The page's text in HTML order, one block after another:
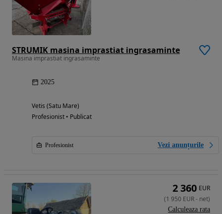
STRUMIK masina imprastiat ingrasaminte
Masina imprastiat ingrasaminte
2025
Vetis (Satu Mare)
Profesionist • Publicat
Profesionist Vezi anunțurile
2 360 EUR
(1 950 EUR- net)
Calculeaza rata